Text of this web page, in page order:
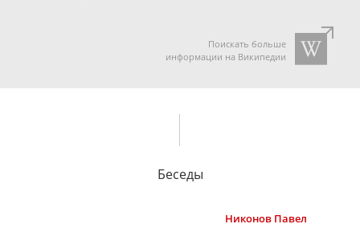
Поискать больше
информации на Википедии
Беседы
Никонов Павел